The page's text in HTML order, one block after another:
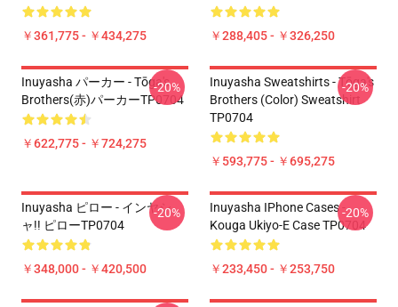
￥361,775 - ￥434,275 ￥288,405 - ￥326,250
Inuyasha パーカー - Tōga's
Brothers(赤)パーカーTP0704
￥622,775 - ￥724,275
-20%
Inuyasha Sweatshirts - Tōga's
Brothers (color) Sweatshirt
TP0704
￥593,775 - ￥695,275
-20%
Inuyasha ピロー - インヤシ
ャ!! ピローTP0704
￥348,000 - ￥420,500
-20%
Inuyasha IPhone Cases -
Kouga Ukiyo-E Case TP0704
￥233,450 - ￥253,750
-20%